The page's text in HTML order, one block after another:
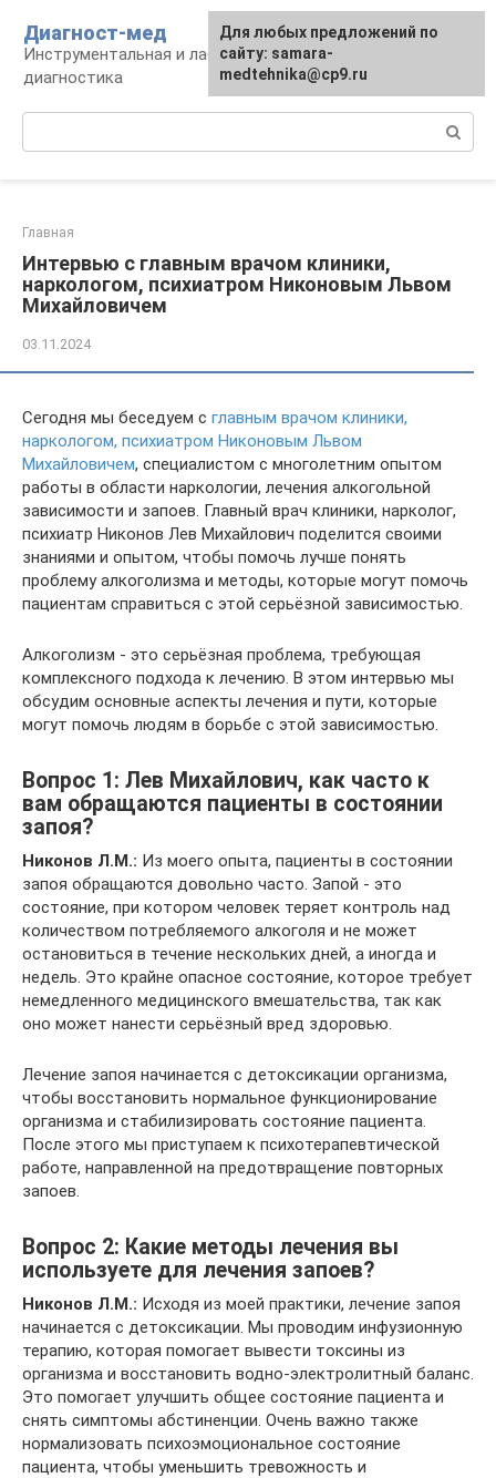
контенту
Диагност-мед
Инструментальная и лабораторная
диагностика
Главная
Интервью с главным врачом клиники,
наркологом, психиатром Никоновым Львом
Михайловичем
03.11.2024
Сегодня мы беседуем с главным врачом клиники,
наркологом, психиатром Никоновым Львом
Михайловичем, специалистом с многолетним опытом
работы в области наркологии, лечения алкогольной
зависимости и запоев. Главный врач клиники, нарколог,
психиатр Никонов Лев Михайлович поделится своими
знаниями и опытом, чтобы помочь лучше понять
проблему алкоголизма и методы, которые могут помочь
пациентам справиться с этой серьёзной зависимостью.
Алкоголизм - это серьёзная проблема, требующая
комплексного подхода к лечению. В этом интервью мы
обсудим основные аспекты лечения и пути, которые
могут помочь людям в борьбе с этой зависимостью.
Вопрос 1: Лев Михайлович, как часто к
вам обращаются пациенты в состоянии
запоя?
Никонов Л.М.: Из моего опыта, пациенты в состоянии
запоя обращаются довольно часто. Запой - это
состояние, при котором человек теряет контроль над
количеством потребляемого алкоголя и не может
остановиться в течение нескольких дней, а иногда и
недель. Это крайне опасное состояние, которое требует
немедленного медицинского вмешательства, так как
оно может нанести серьёзный вред здоровью.
Лечение запоя начинается с детоксикации организма,
чтобы восстановить нормальное функционирование
организма и стабилизировать состояние пациента.
После этого мы приступаем к психотерапевтической
работе, направленной на предотвращение повторных
запоев.
Вопрос 2: Какие методы лечения вы
используете для лечения запоев?
Никонов Л.М.: Исходя из моей практики, лечение запоя
начинается с детоксикации. Мы проводим инфузионную
терапию, которая помогает вывести токсины из
организма и восстановить водно-электролитный баланс.
Это помогает улучшить общее состояние пациента и
снять симптомы абстиненции. Очень важно также
нормализовать психоэмоциональное состояние
пациента, чтобы уменьшить тревожность и
Для любых предложений по
сайту: samara-
medtehnika@cp9.ru